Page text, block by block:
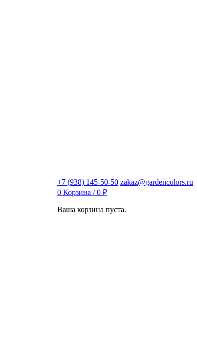
+7 (938) 145-50-50 zakaz@gardencolors.ru
0 Корзина /0 ₽
Ваша корзина пуста.